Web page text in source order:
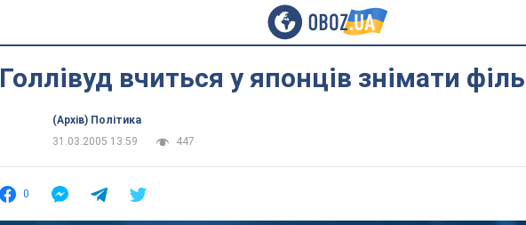
Голлівуд вчиться у японців знімати
(Архів) Політика
31.03.2005 13:59
447
0